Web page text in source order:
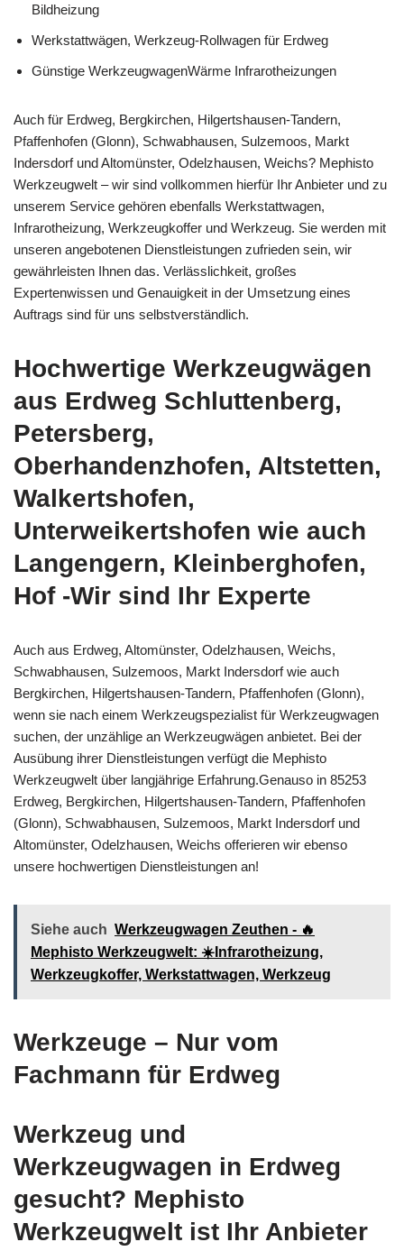
Bildheizung
Werkstattwägen, Werkzeug-Rollwagen für Erdweg
Günstige WerkzeugwagenWärme Infrarotheizungen
Auch für Erdweg, Bergkirchen, Hilgertshausen-Tandern,
Pfaffenhofen (Glonn), Schwabhausen, Sulzemoos, Markt
Indersdorf und Altomünster, Odelzhausen, Weichs? Mephisto
Werkzeugwelt – wir sind vollkommen hierfür Ihr Anbieter und zu
unserem Service gehören ebenfalls Werkstattwagen,
Infrarotheizung, Werkzeugkoffer und Werkzeug. Sie werden mit
unseren angebotenen Dienstleistungen zufrieden sein, wir
gewährleisten Ihnen das. Verlässlichkeit, großes
Expertenwissen und Genauigkeit in der Umsetzung eines
Auftrags sind für uns selbstverständlich.
Hochwertige Werkzeugwägen
aus Erdweg Schluttenberg,
Petersberg,
Oberhandenzhofen, Altstetten,
Walkertshofen,
Unterweikertshofen wie auch
Langengern, Kleinberghofen,
Hof -Wir sind Ihr Experte
Auch aus Erdweg, Altomünster, Odelzhausen, Weichs,
Schwabhausen, Sulzemoos, Markt Indersdorf wie auch
Bergkirchen, Hilgertshausen-Tandern, Pfaffenhofen (Glonn),
wenn sie nach einem Werkzeugspezialist für Werkzeugwagen
suchen, der unzählige an Werkzeugwägen anbietet. Bei der
Ausübung ihrer Dienstleistungen verfügt die Mephisto
Werkzeugwelt über langjährige Erfahrung.Genauso in 85253
Erdweg, Bergkirchen, Hilgertshausen-Tandern, Pfaffenhofen
(Glonn), Schwabhausen, Sulzemoos, Markt Indersdorf und
Altomünster, Odelzhausen, Weichs offerieren wir ebenso
unsere hochwertigen Dienstleistungen an!
Siehe auch Werkzeugwagen Zeuthen - 🔥
Mephisto Werkzeugwelt: ☀️Infrarotheizung,
Werkzeugkoffer, Werkstattwagen, Werkzeug
Werkzeuge – Nur vom
Fachmann für Erdweg
Werkzeug und
Werkzeugwagen in Erdweg
gesucht? Mephisto
Werkzeugwelt ist Ihr Anbieter